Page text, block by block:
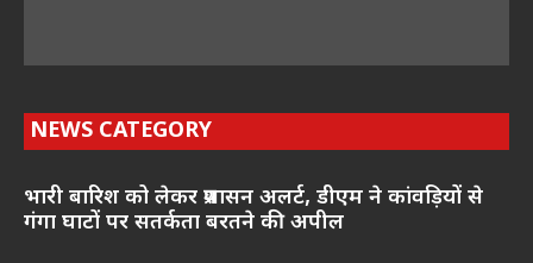
NEWS CATEGORY
भारी बारिश को लेकर प्रशासन अलर्ट, डीएम ने कांवड़ियों से
गंगा घाटों पर सतर्कता बरतने की अपील